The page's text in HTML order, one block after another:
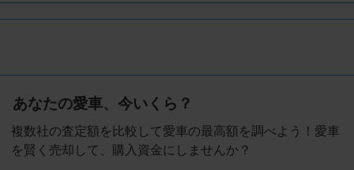
あなたの愛車、今いくら？
複数社の査定額を比較して愛車の最高額を調べよう！愛車
を賢く売却して、購入資金にしませんか？